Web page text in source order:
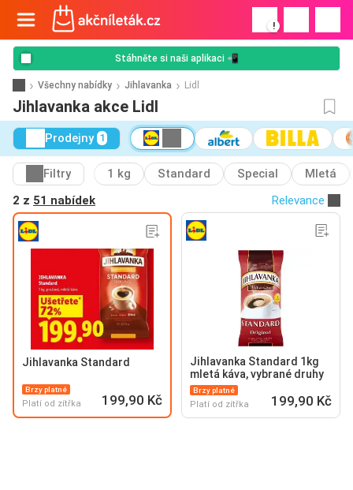
!
Stáhněte si naši aplikaci 📲
Všechny nabídky Jihlavanka Lidl
Jihlavanka akce Lidl
Prodejny 1
Filtry 1 kg Standard Special
Mletá
2 z 51 nabídek Relevance
Jihlavanka Standard
Brzy platné
Platí od zítřka 199,90 Kč
Jihlavanka Standard 1kg
mletá káva, vybrané druhy
Brzy platné
Platí od zítřka 199,90 Kč